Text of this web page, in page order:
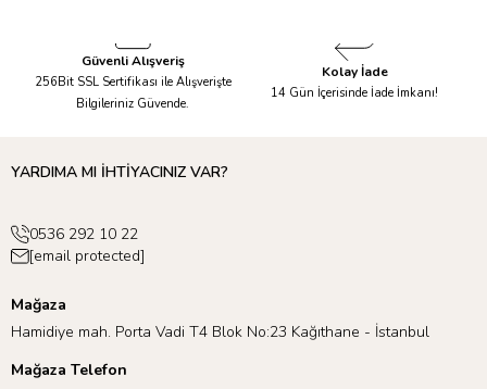
Güvenli Alışveriş
256Bit SSL Sertifikası ile Alışverişte
Bilgileriniz Güvende.
Kolay İade
14 Gün İçerisinde İade İmkanı!
YARDIMA MI İHTİYACINIZ VAR?
0536 292 10 22
[email protected]
Mağaza
Hamidiye mah. Porta Vadi T4 Blok No:23 Kağıthane - İstanbul
Mağaza Telefon